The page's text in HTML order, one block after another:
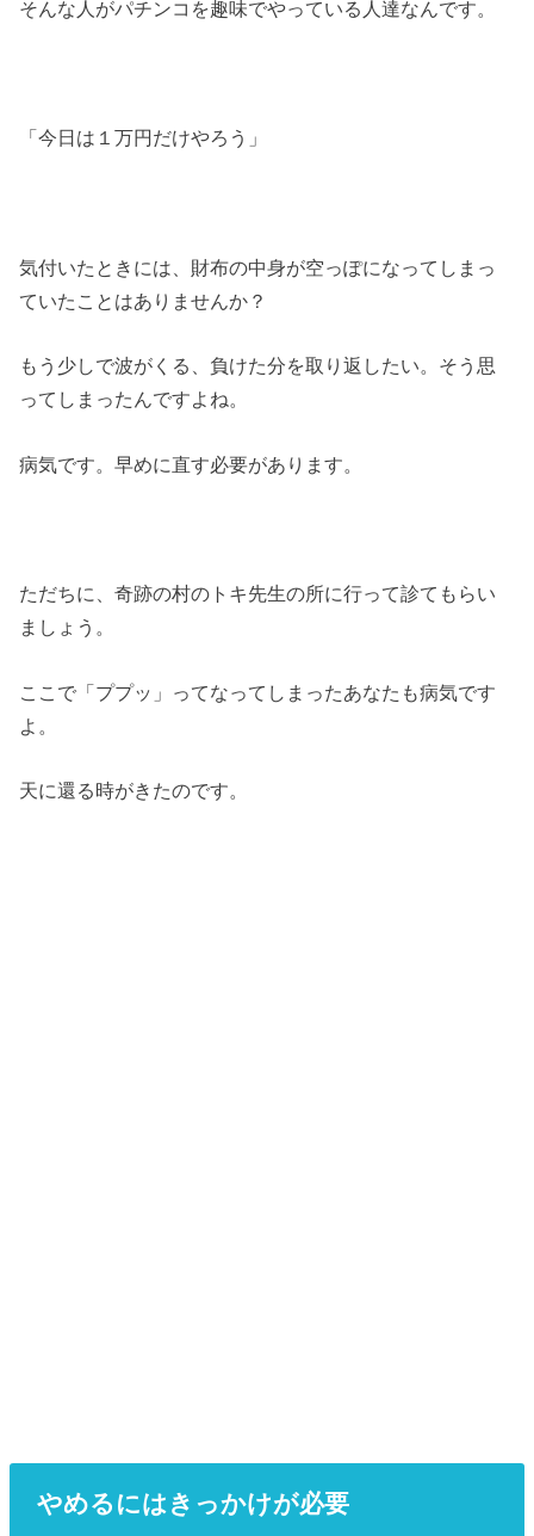
そんな人がパチンコを趣味でやっている人達なんです。
「今日は１万円だけやろう」
気付いたときには、財布の中身が空っぽになってしまっ
ていたことはありませんか？
もう少しで波がくる、負けた分を取り返したい。そう思
ってしまったんですよね。
病気です。早めに直す必要があります。
ただちに、奇跡の村のトキ先生の所に行って診てもらい
ましょう。
ここで「ププッ」ってなってしまったあなたも病気です
よ。
天に還る時がきたのです。
やめるにはきっかけが必要